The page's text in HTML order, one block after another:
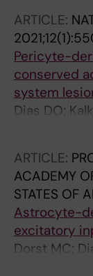
ARTICLE:
Pericyte-
conserved
system
Dias DO;
CP;
Kokaia Z;
C
ARTICLE:
ACADEMY
STATES OF
Astrocyte-
excitatory
Dorst MC;
Guimaraes